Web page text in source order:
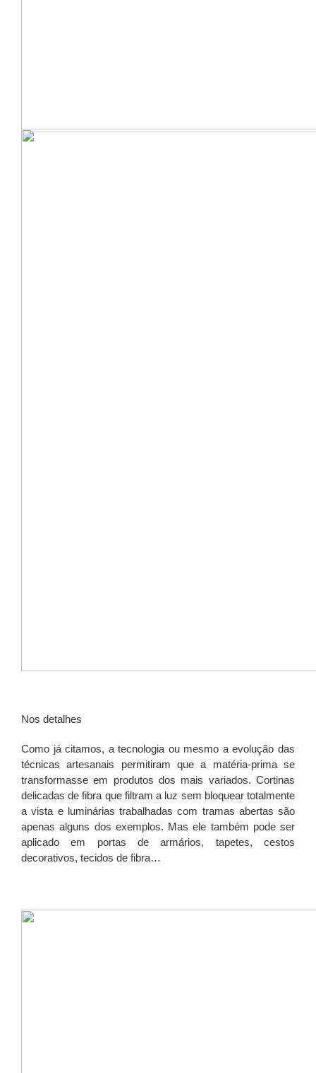
Nos detalhes
Como já citamos, a tecnologia ou mesmo a evolução das
técnicas artesanais permitiram que a matéria-prima se
transformasse em produtos dos mais variados. Cortinas
delicadas de fibra que filtram a luz sem bloquear totalmente
a vista e luminárias trabalhadas com tramas abertas são
apenas alguns dos exemplos. Mas ele também pode ser
aplicado em portas de armários, tapetes, cestos
decorativos, tecidos de fibra…